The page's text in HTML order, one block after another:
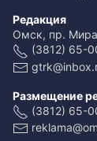
Редакция
Омск, пр.
(3812) 65-
Размещение
(3812) 65-